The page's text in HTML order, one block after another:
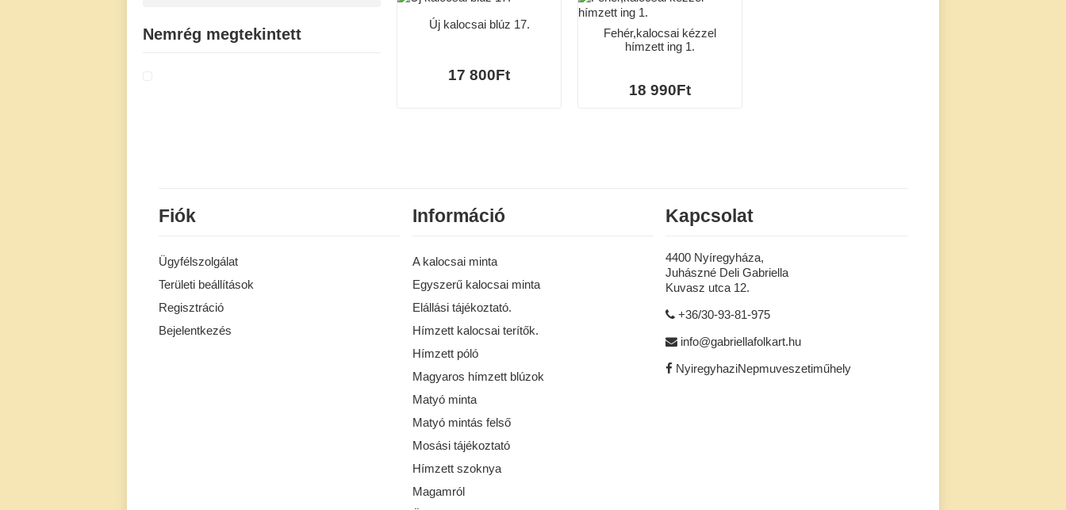
Nemrég megtekintett
Új kalocsai blúz 17.
17 800Ft
Fehér,kalocsai kézzel
hímzett ing 1.
18 990Ft
Fiók
Ügyfélszolgálat
Területi beállítások
Regisztráció
Bejelentkezés
Információ
A kalocsai minta
Egyszerű kalocsai minta
Elállási tájékoztató.
Hímzett kalocsai terítők.
Hímzett póló
Magyaros hímzett blúzok
Matyó minta
Matyó mintás felső
Mosási tájékoztató
Hímzett szoknya
Magamról
Kapcsolat
4400 Nyíregyháza,
Juhászné Deli Gabriella
Kuvasz utca 12.
+36/30-93-81-975
info@gabriellafolkart.hu
NyiregyhaziNepmuveszetiműhely